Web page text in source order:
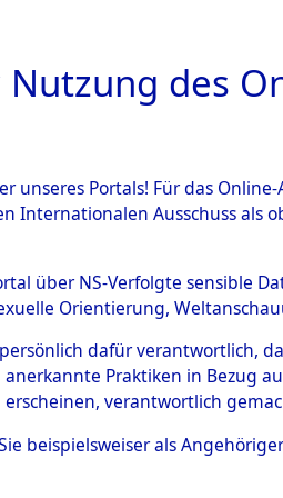
BESTANDSBESCHREIBUNG
des
unseres Portals! Für das
Internationalen Ausschuss
über NS-Verfolgte sensible
Orientierung,
dafür verantwortlich,
Praktiken in Bezug
verantwortlich
beispielsweiser als